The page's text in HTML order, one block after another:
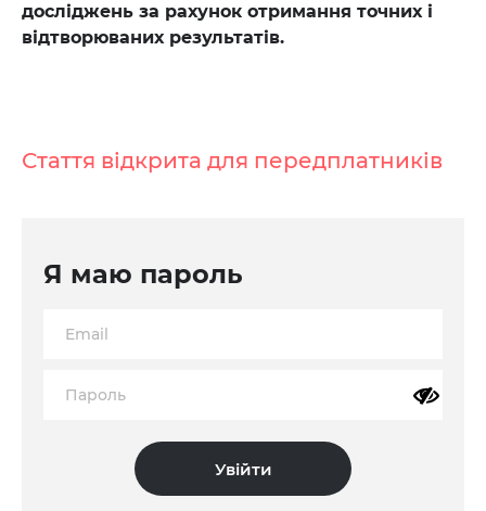
досліджень за рахунок отримання точних і
відтворюваних результатів.
Стаття відкрита для передплатників
Я маю пароль